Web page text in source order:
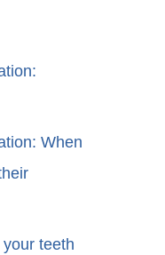
When
teeth